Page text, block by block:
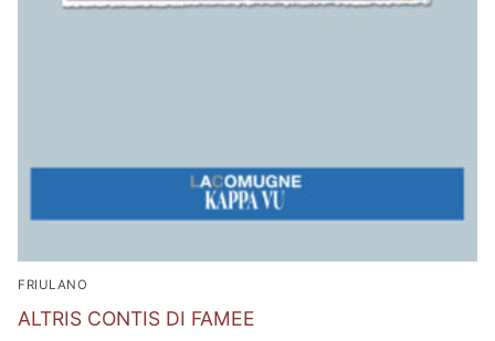
FRIULANO
ALTRIS CONTIS DI FAMEE